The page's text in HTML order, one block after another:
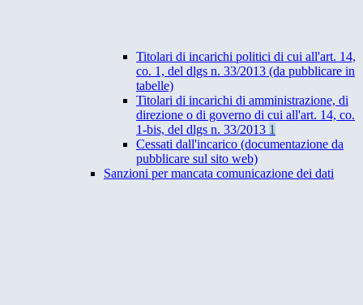
Titolari di incarichi politici di cui all'art. 14,
co. 1, del dlgs n. 33/2013 (da pubblicare in
tabelle)
Titolari di incarichi di amministrazione, di
direzione o di governo di cui all'art. 14, co.
1-bis, del dlgs n. 33/2013 1
Cessati dall'incarico (documentazione da
pubblicare sul sito web)
Sanzioni per mancata comunicazione dei dati